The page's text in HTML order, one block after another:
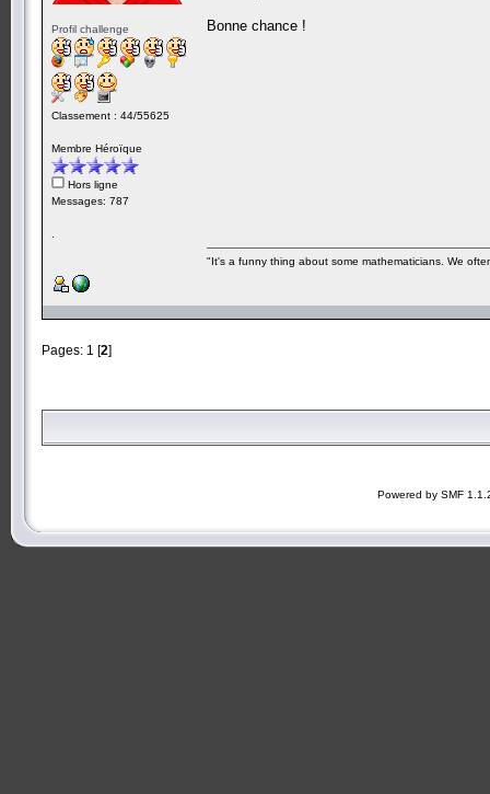
Profil challenge
Classement : 44/55625
Membre Héroïque
Hors ligne
Messages: 787
Bonne chance !
"It's a funny thing about some mathematicians. We
Pages: 1 [2]
Powered by SMF